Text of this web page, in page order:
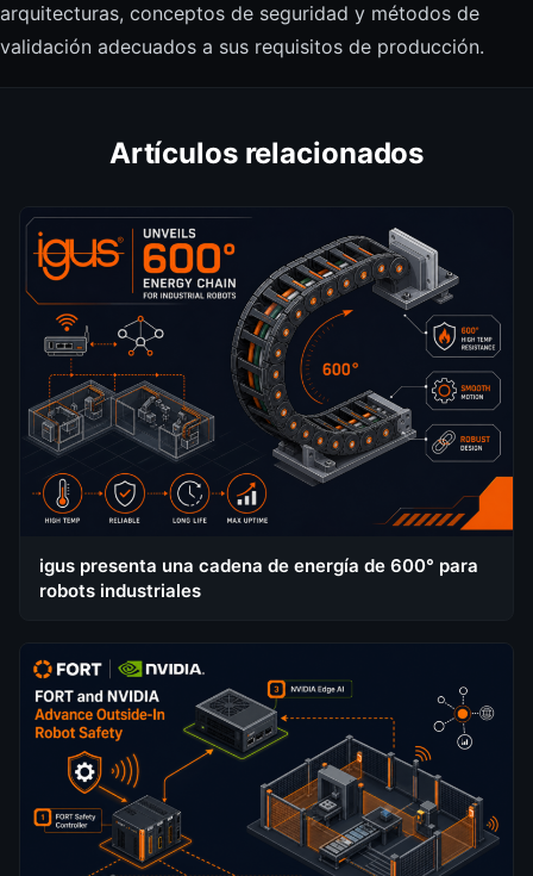
arquitecturas, conceptos de seguridad y métodos de
validación adecuados a sus requisitos de producción.
Artículos relacionados
igus presenta una cadena de energía de 600° para
robots industriales